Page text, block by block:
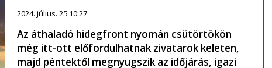
2024. július. 25 10:27
Az áthaladó hidegfront nyomán csütörtökön
még itt-ott előfordulhatnak zivatarok keleten,
majd péntektől megnyugszik az időjárás, igazi